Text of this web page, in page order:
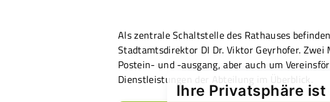
Ihre Privatsphäre
Als zentrale Schaltstelle des Rathauses
Stadtamtsdirektor DI Dr. Viktor Geyrhofer.
Postein- und -ausgang, aber auch um
Dienstleistungen der Abteilung im Überblick.